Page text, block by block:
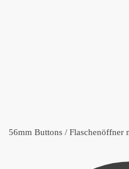
56mm Buttons / Flaschenöffner